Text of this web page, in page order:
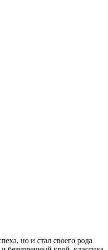
но и стал своего рода